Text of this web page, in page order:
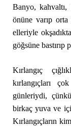
Banyo, kahvaltı,
önüne varıp
elleriyle
göğsüne
Kırlangıç
kırlangıçları
günleriydi,
birkaç yuva ve
Kırlangıçların